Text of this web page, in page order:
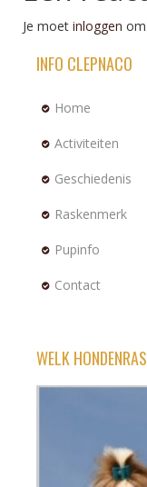
Je moet inloggen
INFO CLEPNACO
Home
Activiteiten
Geschiedenis
Raskenmerk
Pupinfo
Contact
WELK